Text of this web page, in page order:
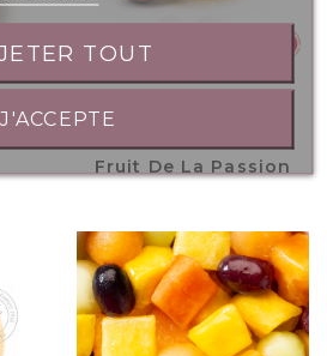
Fruit De La Passion
TOUT
J'ACCEPTE